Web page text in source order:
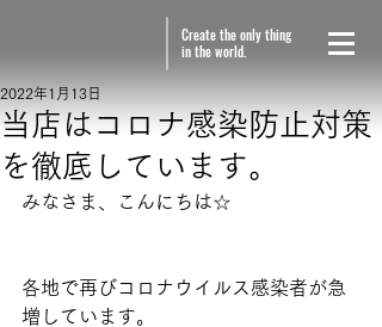
Create the only thing
in the world.
当店はコロナ感染防止対策
を徹底しています。
2022年1月13日
みなさま、こんにちは☆
各地で再びコロナウイルス感染者が急
増しています。